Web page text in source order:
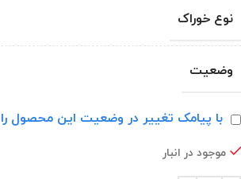
نوع خوراک
وضعیت
با پیامک تغییر در وضعیت این محصول را
موجود در انبار